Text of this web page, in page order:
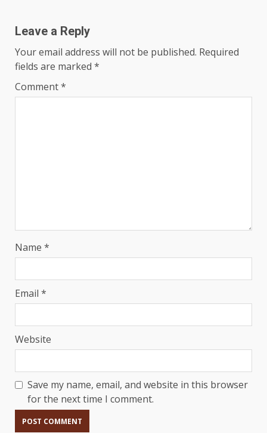
Leave a Reply
Your email address will not be published. Required
fields are marked *
Comment*
Name *
Email *
Website
Save my name, email, and website in this browser
for the next time I comment.